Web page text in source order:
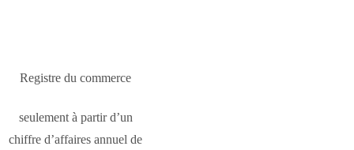
Registre du commerce
seulement à partir d’un
chiffre d’affaires annuel de